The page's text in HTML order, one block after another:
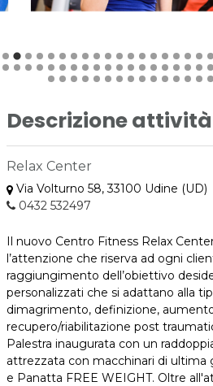
Descrizione attività
Relax Center
Via Volturno 58, 33100 Udine (UD)
0432 532497
Il nuovo Centro Fitness Relax
l’attenzione che riserva ad ogni
raggiungimento dell’obiettivo
personalizzati che si adattano alla
dimagrimento, definizione,
recupero/riabilitazione post
Palestra inaugurata con un
attrezzata con macchinari di ultima
e Panatta FREE WEIGHT. Oltre